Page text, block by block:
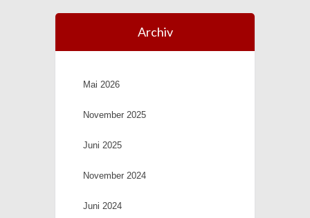
Archiv
Mai 2026
November 2025
Juni 2025
November 2024
Juni 2024